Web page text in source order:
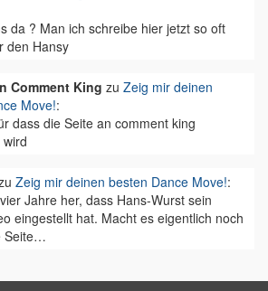
da ? Man ich schreibe hier jetzt so oft
den Hansy
Comment King zu Zeig mir deinen
Move!:
dass die Seite an comment king
Zeig mir deinen besten Dance Move!:
Jahre her, dass Hans-Wurst sein
eingestellt hat. Macht es eigentlich noch
Seite…